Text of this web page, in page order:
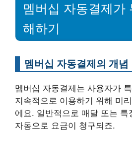
멤버십 자동결제가
해하기
멤버십 자동결제의 개념
멤버십 자동결제는 사용자가
지속적으로 이용하기 위해 미
에요. 일반적으로 매달 또는 특
자동으로 요금이 청구되죠.